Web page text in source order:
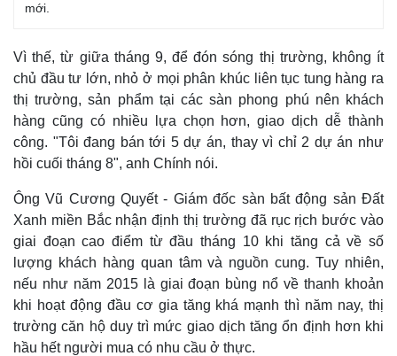
Thế giới
Cuộc sống đó đây
Hồ sơ
Ảnh
E-Magazine
Infographic
mới.
Vì thế, từ giữa tháng 9, để đón sóng thị trường, không ít
chủ đầu tư lớn, nhỏ ở mọi phân khúc liên tục tung hàng ra
thị trường, sản phẩm tại các sàn phong phú nên khách
hàng cũng có nhiều lựa chọn hơn, giao dịch dễ thành
công. "Tôi đang bán tới 5 dự án, thay vì chỉ 2 dự án như
hồi cuối tháng 8", anh Chính nói.
Ông Vũ Cương Quyết - Giám đốc sàn bất động sản Đất
Xanh miền Bắc nhận định thị trường đã rục rịch bước vào
giai đoạn cao điểm từ đầu tháng 10 khi tăng cả về số
lượng khách hàng quan tâm và nguồn cung. Tuy nhiên,
nếu như năm 2015 là giai đoạn bùng nổ về thanh khoản
khi hoạt động đầu cơ gia tăng khá mạnh thì năm nay, thị
trường căn hộ duy trì mức giao dịch tăng ổn định hơn khi
hầu hết người mua có nhu cầu ở thực.